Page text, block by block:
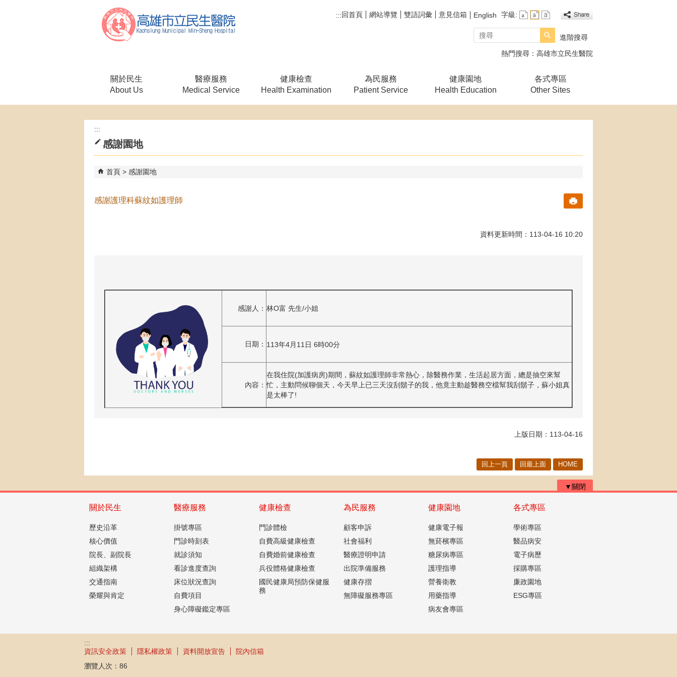
:::回首頁 網站導覽 雙語詞彙 意見信箱 English 字級:
搜尋
進階搜尋
熱門搜尋： 高雄市立民生醫院
關於民生
About Us
醫療服務
Medical Service
健康檢查
Health Examination
為民服務
Patient Service
健康園地
Health Education
各式專區
Other Sites
:::
感謝園地
首頁 感謝園地
感謝護理科蘇紋如護理師
資料更新時間：113-04-16 10:20
感謝人： 林O富 先生/小姐
日期： 113年4月11日 6時00分
內容：
在我住院(加護病房)期間，蘇紋如護理師非常熱心，除醫務作業，生活起居方面，總是抽空來幫
忙，主動問候聊個天，今天早上已三天沒刮鬍子的我，他竟主動趁醫務空檔幫我刮鬍子，蘇小姐真
是太棒了!
上版日期：113-04-16
回上一頁 回最上面 HOME
▼關閉
關於民生
歷史沿革
核心價值
院長、副院長
組織架構
交通指南
榮耀與肯定
醫療服務
掛號專區
門診時刻表
就診須知
看診進度查詢
床位狀況查詢
自費項目
身心障礙鑑定專區
健康檢查
門診體檢
自費高級健康檢查
自費婚前健康檢查
兵役體格健康檢查
國民健康局預防保健服
務
為民服務
顧客申訴
社會福利
醫療證明申請
出院準備服務
健康存摺
無障礙服務專區
健康園地
健康電子報
無菸檳專區
糖尿病專區
護理指導
營養衛教
用藥指導
病友會專區
各式專區
學術專區
醫品病安
電子病歷
採購專區
廉政園地
ESG專區
:::
資訊安全政策
隱私權政策 資料開放宣告
院內信箱
瀏覽人次： 86